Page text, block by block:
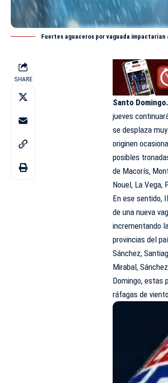
Fuertes aguaceros por vaguada impactarían
SHARE
Santo
jueves
se desplaza
originen
posibles
de Macorís,
Nouel, La Vega,
En ese sentido,
de una nueva
incrementando
provincias del
Sánchez,
Mirabal,
Domingo, estas
ráfagas de